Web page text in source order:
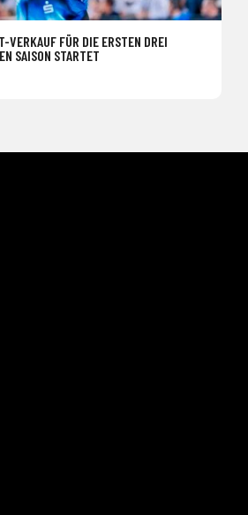
VERKAUF FÜR DIE ERSTEN DREI
SAISON STARTET